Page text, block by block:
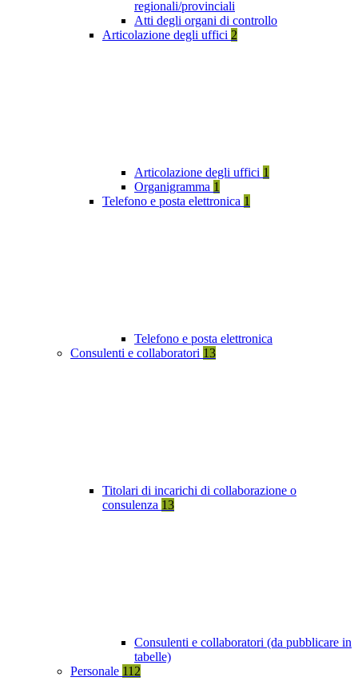
regionali/provinciali
Atti degli organi di controllo
Articolazione degli uffici 2
Articolazione degli uffici 1
Organigramma 1
Telefono e posta elettronica 1
Telefono e posta elettronica
Consulenti e collaboratori 13
Titolari di incarichi di collaborazione o
consulenza 13
Consulenti e collaboratori (da pubblicare in
tabelle)
Personale 112